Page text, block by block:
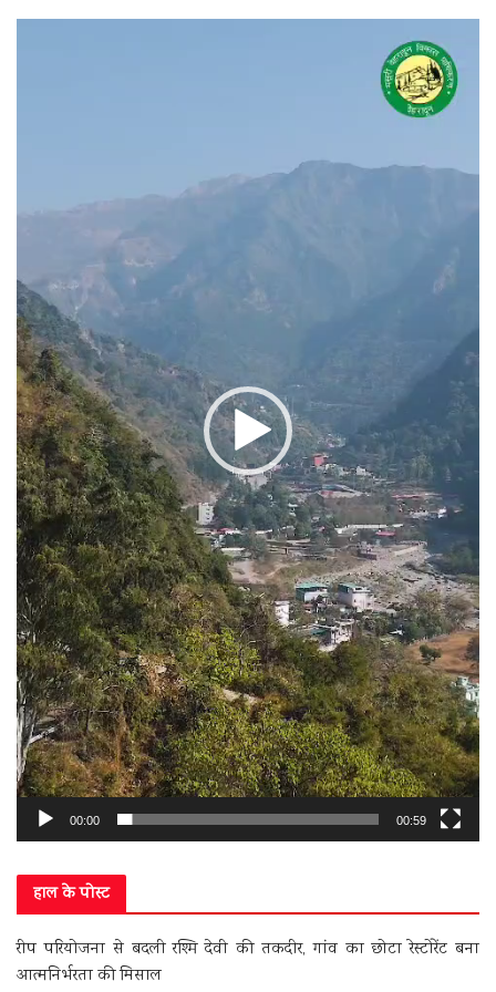
00:00 00:59
हाल के पोस्ट
रीप परियोजना से बदली रश्मि देवी की तकदीर, गांव का छोटा रेस्टोरेंट बना
आत्मनिर्भरता की मिसाल